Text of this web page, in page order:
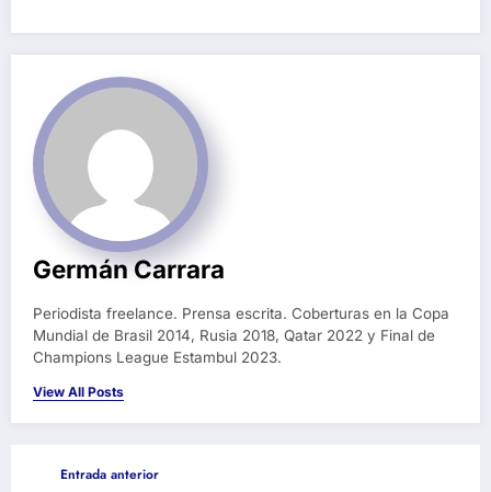
Germán Carrara
Periodista freelance. Prensa escrita. Coberturas en la Copa
Mundial de Brasil 2014, Rusia 2018, Qatar 2022 y Final de
Champions League Estambul 2023.
View All Posts
Entrada anterior